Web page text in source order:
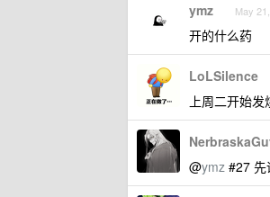
ymz May
开的什么药
LoLSilence
上周二开始
@ymz #27 先